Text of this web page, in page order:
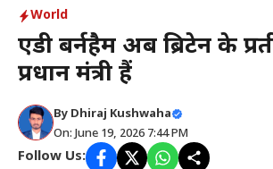
World
एंडी बर्नहैम अब ब्रिटेन के
प्रधान मंत्री हैं
By Dhiraj Kushwaha
On: June 19, 2026 7:44 PM
Follow Us: